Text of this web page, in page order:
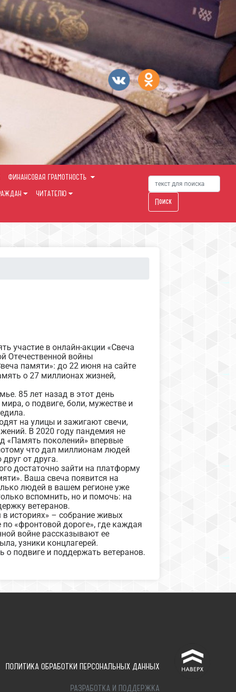
ФИНАНСОВАЯ ГРАМОТНОСТЬ
ЧИТАТЕЛЮ
Поиск
участие в онлайн-акции «Свеча
Отечественной войны
памяти»: до 22 июня на сайте
о 27 миллионах жизней,
85 лет назад в этот день
о подвиге, боли, мужестве и
на улицы и зажигают свечи,
В 2020 году пандемия не
«Память поколений» впервые
что дал миллионам людей
от друга.
достаточно зайти на платформу
Ваша свеча появится на
людей в вашем регионе уже
вспомнить, но и помочь: на
ветеранов.
историях» – собрание живых
«фронтовой дороге», где каждая
войне рассказывают ее
узники концлагерей.
о подвиге и поддержать ветеранов.
^
ПОЛИТИКА ОБРАБОТКИ ПЕРСОНАЛЬНЫХ ДАННЫХ
РАЗРАБОТКА И ПОДДЕРЖКА